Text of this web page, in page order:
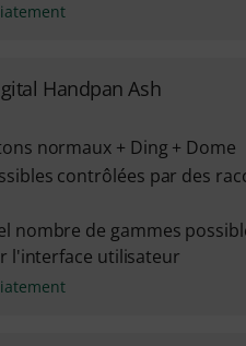
Handpan Ash
normaux + Ding + Dome
contrôlées par des
nombre de gammes
l'interface utilisateur